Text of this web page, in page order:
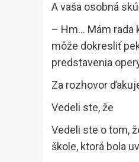
A vaša osobná
– Hm… Mám rada
môže dokresliť
predstavenia
Za rozhovor
Vedeli ste, že
Vedeli ste o tom,
škole, ktorá bola